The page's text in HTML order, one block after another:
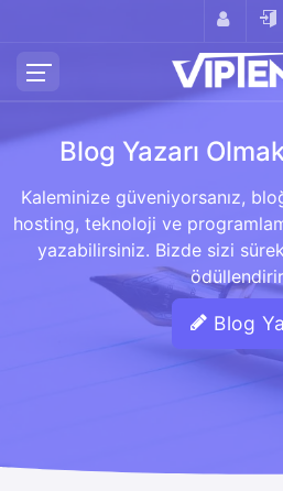
Blog Yazarı
Kaleminize güveniyorsanız,
hosting, teknoloji ve
yazabilirsiniz. Bizde sizi
Blog